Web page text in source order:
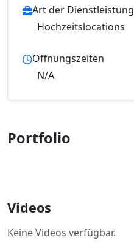
Art der Dienstleistung
Hochzeitslocations
Öffnungszeiten
N/A
Portfolio
Videos
Keine Videos verfügbar.